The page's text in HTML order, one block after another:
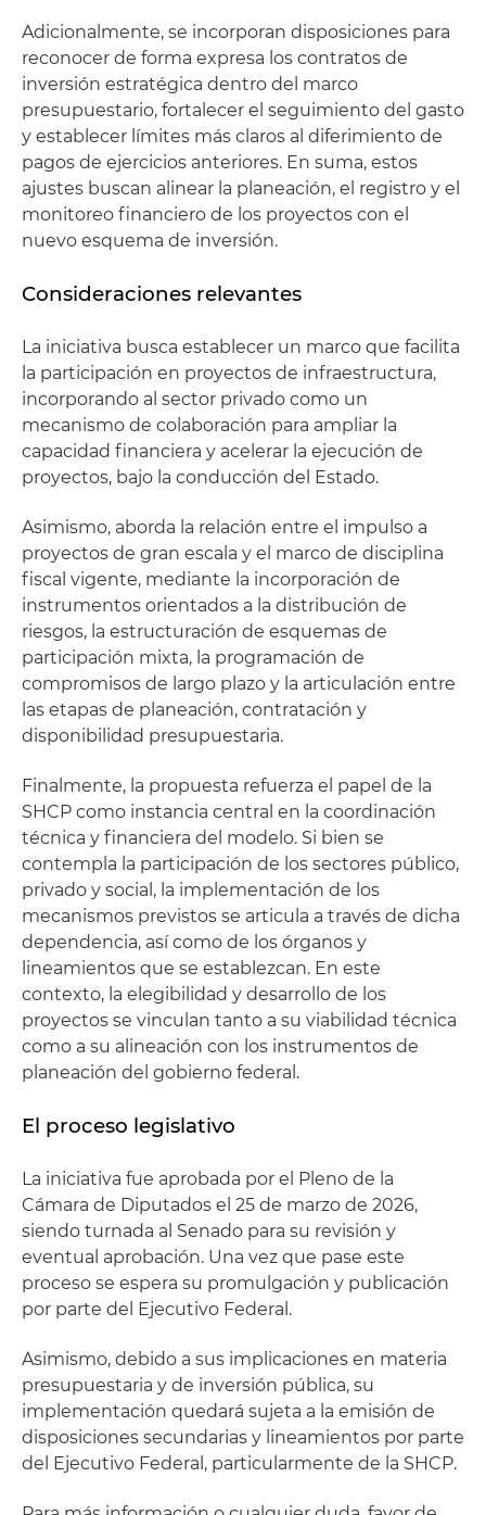
Adicionalmente, se incorporan disposiciones para
reconocer de forma expresa los contratos de
inversión estratégica dentro del marco
presupuestario, fortalecer el seguimiento del gasto
y establecer límites más claros al diferimiento de
pagos de ejercicios anteriores. En suma, estos
ajustes buscan alinear la planeación, el registro y el
monitoreo financiero de los proyectos con el
nuevo esquema de inversión.
Consideraciones relevantes
La iniciativa busca establecer un marco que facilita
la participación en proyectos de infraestructura,
incorporando al sector privado como un
mecanismo de colaboración para ampliar la
capacidad financiera y acelerar la ejecución de
proyectos, bajo la conducción del Estado.
Asimismo, aborda la relación entre el impulso a
proyectos de gran escala y el marco de disciplina
fiscal vigente, mediante la incorporación de
instrumentos orientados a la distribución de
riesgos, la estructuración de esquemas de
participación mixta, la programación de
compromisos de largo plazo y la articulación entre
las etapas de planeación, contratación y
disponibilidad presupuestaria.
Finalmente, la propuesta refuerza el papel de la
SHCP como instancia central en la coordinación
técnica y financiera del modelo. Si bien se
contempla la participación de los sectores público,
privado y social, la implementación de los
mecanismos previstos se articula a través de dicha
dependencia, así como de los órganos y
lineamientos que se establezcan. En este
contexto, la elegibilidad y desarrollo de los
proyectos se vinculan tanto a su viabilidad técnica
como a su alineación con los instrumentos de
planeación del gobierno federal.
El proceso legislativo
La iniciativa fue aprobada por el Pleno de la
Cámara de Diputados el 25 de marzo de 2026,
siendo turnada al Senado para su revisión y
eventual aprobación. Una vez que pase este
proceso se espera su promulgación y publicación
por parte del Ejecutivo Federal.
Asimismo, debido a sus implicaciones en materia
presupuestaria y de inversión pública, su
implementación quedará sujeta a la emisión de
disposiciones secundarias y lineamientos por parte
del Ejecutivo Federal, particularmente de la SHCP.